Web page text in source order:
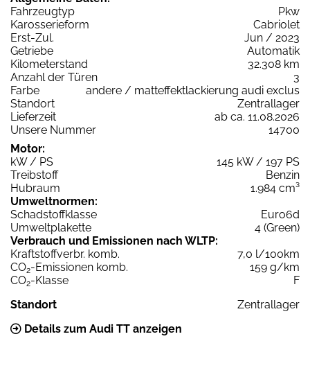
Fahrzeugtyp
Pkw
Karosserieform
Cabriolet
Erst-Zul.
Jun / 2023
Getriebe
Automatik
Kilometerstand
32.308 km
Anzahl der Türen
3
Farbe
andere / matteffektlackierung audi exclus
Standort
Zentrallager
Lieferzeit
ab ca. 11.08.2026
Unsere Nummer
14700
Motor:
kW / PS
145 kW / 197 PS
Treibstoff
Benzin
Hubraum
1.984 cm³
Umweltnormen:
Schadstoffklasse
Euro6d
Umweltplakette
4 (Green)
Verbrauch und Emissionen nach WLTP:
Kraftstoffverbr. komb.
7,0 l/100km
CO2-Emissionen komb.
159 g/km
CO2-Klasse
F
Standort
Zentrallager
Details zum Audi TT anzeigen